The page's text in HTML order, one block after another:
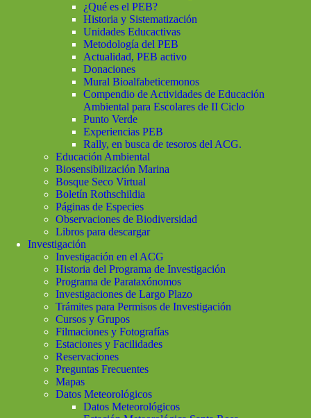
¿Qué es el PEB?
Historia y Sistematización
Unidades Educactivas
Metodología del PEB
Actualidad, PEB activo
Donaciones
Mural Bioalfabeticemonos
Compendio de Actividades de Educación
Ambiental para Escolares de II Ciclo
Punto Verde
Experiencias PEB
Rally, en busca de tesoros del ACG.
Educación Ambiental
Biosensibilización Marina
Bosque Seco Virtual
Boletín Rothschildia
Páginas de Especies
Observaciones de Biodiversidad
Libros para descargar
Investigación
Investigación en el ACG
Historia del Programa de Investigación
Programa de Parataxónomos
Investigaciones de Largo Plazo
Trámites para Permisos de Investigación
Cursos y Grupos
Filmaciones y Fotografías
Estaciones y Facilidades
Reservaciones
Preguntas Frecuentes
Mapas
Datos Meteorológicos
Datos Meteorológicos